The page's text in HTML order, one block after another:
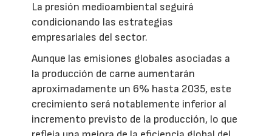
La presión medioambiental seguirá
condicionando las estrategias
empresariales del sector.
Aunque las emisiones globales asociadas a
la producción de carne aumentarán
aproximadamente un 6% hasta 2035, este
crecimiento será notablemente inferior al
incremento previsto de la producción, lo que